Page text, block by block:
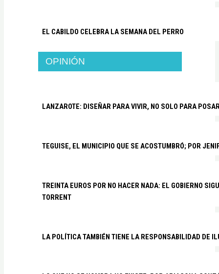
EL CABILDO CELEBRA LA SEMANA DEL PERRO
OPINIÓN
LANZAROTE: DISEÑAR PARA VIVIR, NO SOLO PARA
TEGUISE, EL MUNICIPIO QUE SE ACOSTUMBRÓ; POR
TREINTA EUROS POR NO HACER NADA: EL GOBIERNO
TORRENT
LA POLÍTICA TAMBIÉN TIENE LA RESPONSABILIDAD DE